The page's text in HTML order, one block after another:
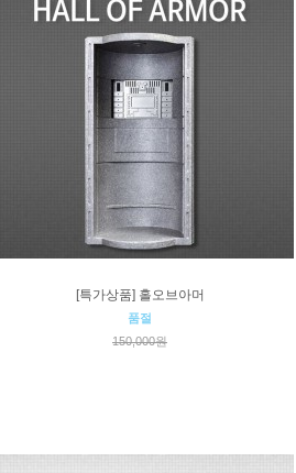
[특가상품] 홀오브아머
품절
150,000원